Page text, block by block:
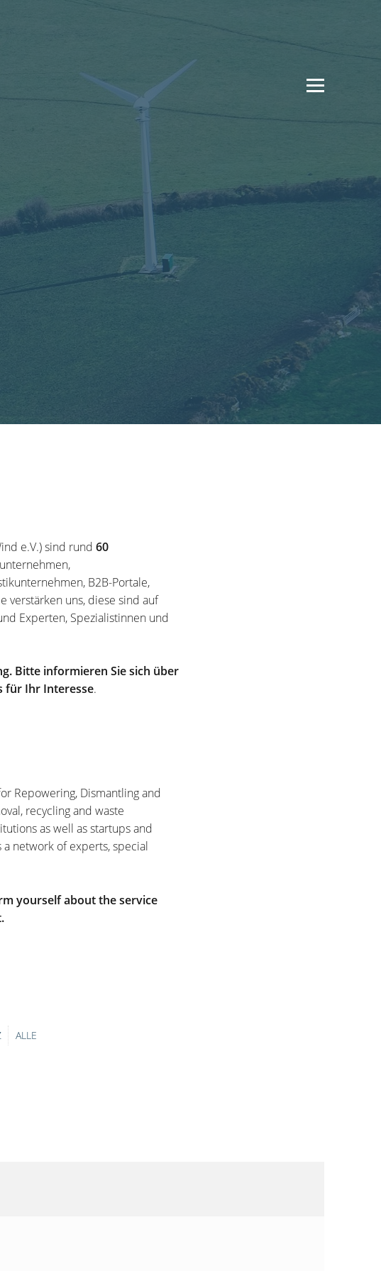
e.V.) sind rund 60
B2B-Portale,
verstärken uns, diese sind auf
Experten, Spezialistinnen und
Bitte informieren Sie sich über
für Ihr Interesse.
Repowering, Dismantling and
recycling and waste
as well as startups and
network of experts, special
yourself about the service
ALLE